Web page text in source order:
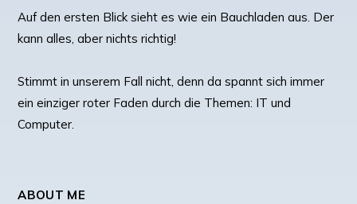
Auf den ersten Blick sieht es wie ein Bauchladen aus. Der
kann alles, aber nichts richtig!
Stimmt in unserem Fall nicht, denn da spannt sich immer
ein einziger roter Faden durch die Themen: IT und
Computer.
ABOUT ME